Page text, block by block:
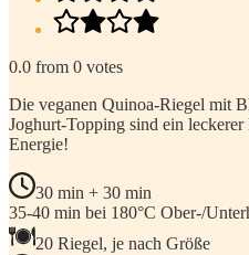
0.0 from 0 votes
Die veganen Quinoa-Riegel mit
Joghurt-Topping sind ein
Energie!
30 min + 30 min
35-40 min bei 180°C Ober-/
20 Riegel, je nach Größe